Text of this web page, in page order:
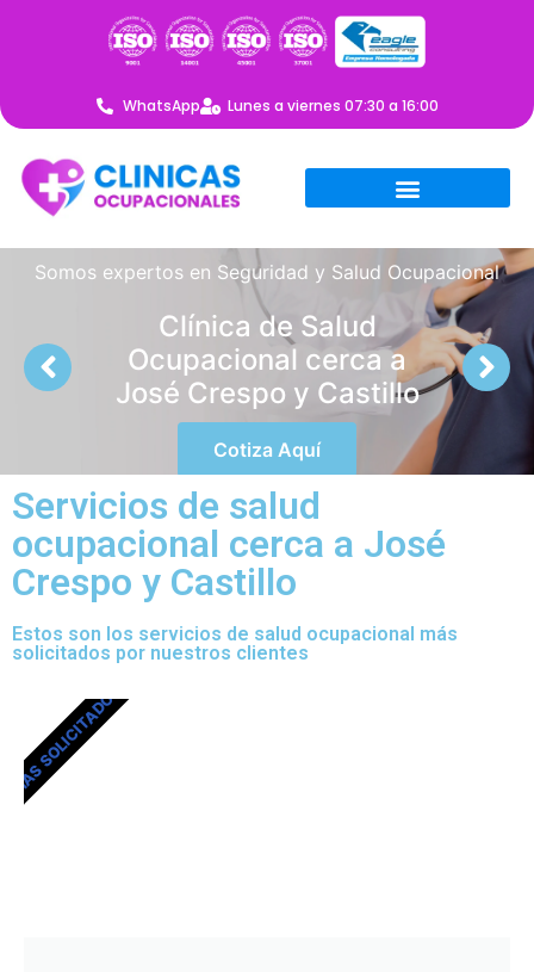
WhatsApp Lunes a viernes 07:30 a 16:00
Somos expertos en Seguridad y Salud Ocupacional
Clínica de Salud
Ocupacional cerca a
José Crespo y Castillo
Cotiza Aquí
Servicios de salud
ocupacional cerca a José
Crespo y Castillo
Estos son los servicios de salud ocupacional más
solicitados por nuestros clientes
MÁS SOLICITADOS